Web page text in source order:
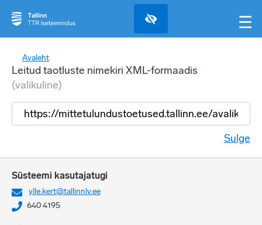
☰
Avaleht
Leitud taotluste nimekiri XML-formaadis
(valikuline)
Sulge
Süsteemi kasutajatugi
ylle.kert@tallinnlv.ee
640 4195